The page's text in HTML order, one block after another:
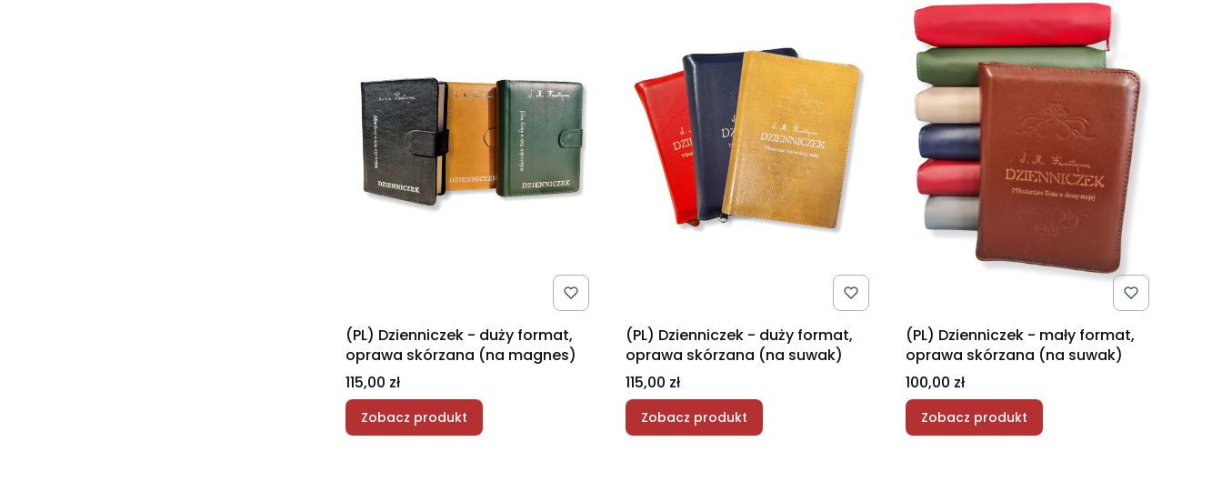
(PL) Dzienniczek - duży format,
oprawa skórzana (na magnes)
Cena
115,00 zł
Zobacz produkt
(PL) Dzienniczek - duży format,
oprawa skórzana (na suwak)
Cena
115,00 zł
Zobacz produkt
(PL) Dzienniczek - mały format,
oprawa skórzana (na suwak)
Cena
100,00 zł
Zobacz produkt